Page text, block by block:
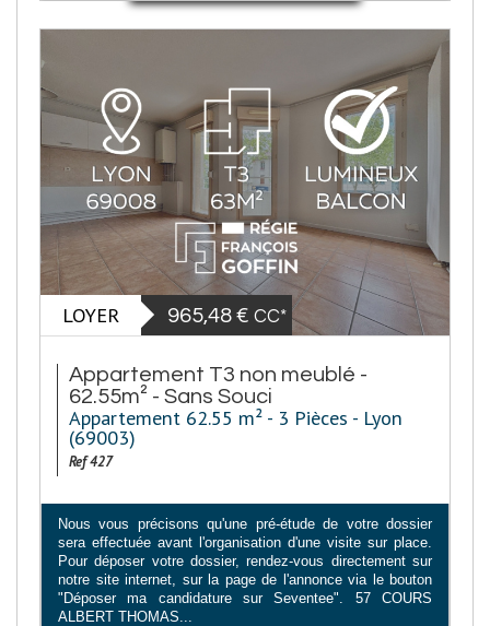
LOYER 965,48 € CC*
Appartement T3 non meublé -
62.55m² - Sans Souci
Appartement 62.55 m² - 3 Pièces - Lyon
(69003)
Ref 427
Nous vous précisons qu'une pré-étude de votre dossier
sera effectuée avant l'organisation d'une visite sur place.
Pour déposer votre dossier, rendez-vous directement sur
notre site internet, sur la page de l'annonce via le bouton
"Déposer ma candidature sur Seventee". 57 COURS
ALBERT THOMAS...